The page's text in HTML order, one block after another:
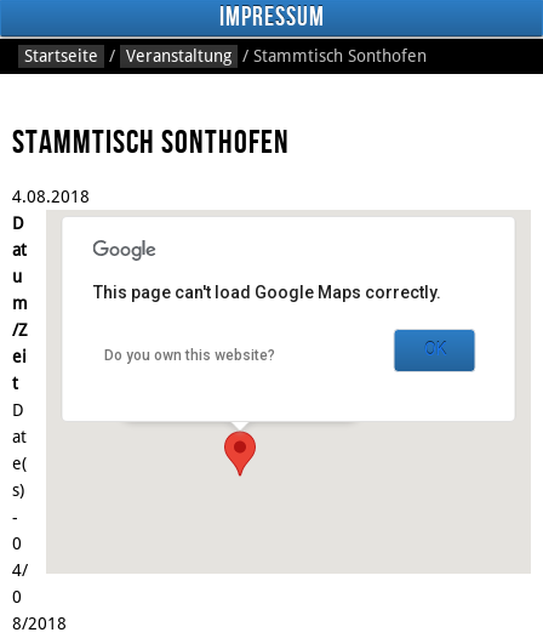
Facebook
RSS
Impressum
Startseite / Veranstaltung / Stammtisch Sonthofen
Stammtisch Sonthofen
4.08.2018
Gasthaus Anno 1898
Schnitzerstraße 3 - Sonthofen
This page can't load Google Maps correctly.
Do you own this website? OK
D
at
u
m
/Z
ei
t
D
at
e(
s)
-
0
4/
0
8/2018